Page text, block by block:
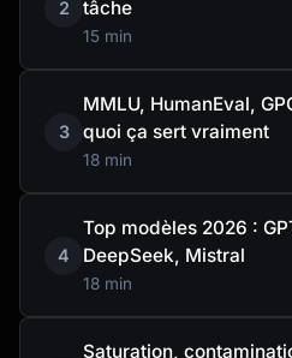
2 tâche
15 min
3
MMLU, HumanEval,
quoi ça sert vraiment
18 min
4
Top modèles 2026 :
DeepSeek, Mistral
18 min
Saturation,